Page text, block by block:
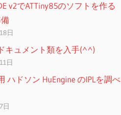
v2でATTiny85のソフトを作る
日
キュメント類を入手(^^)
日
ハドソン HuEngine のIPLを調べ
日